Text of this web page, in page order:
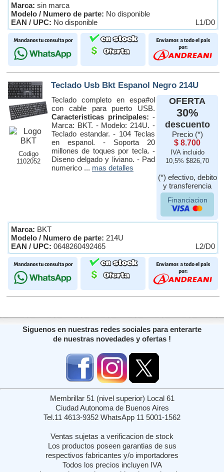
Marca: sin marca
Modelo / Numero de parte: No disponible
EAN / UPC: No disponible L1/D0
Codigo
1102052
Teclado Usb Bkt Espanol Negro 214U
Teclado completo en espa#ol
con cable para puerto USB.
Caracteristicas principales: -
Marca: BKT. - Modelo: 214U. -
Teclado estandar. - 104 Teclas
en espanol. - Soporta 20
millones de toques por tecla. -
Diseno delgado y liviano. - Pad
numerico ... mas detalles
OFERTA
30%
descuento
Precio (*)
$ 8.700
IVA incluido
10,5% $826,70
(*) efectivo, debito
y transferencia
Financiacion
Marca: BKT
Modelo / Numero de parte: 214U
EAN / UPC: 0648260492465 L2/D0
Siguenos en nuestras redes sociales para enterarte
de nuestras novedades y ofertas !
Membrillar 51 (nivel superior) Local 61
Ciudad Autonoma de Buenos Aires
Tel.11 4613-9352 WhatsApp 11 5001-1562
Ventas sujetas a verificacion de stock
Los productos poseen garantias de sus
respectivos fabricantes y/o importadores
Todos los precios incluyen IVA